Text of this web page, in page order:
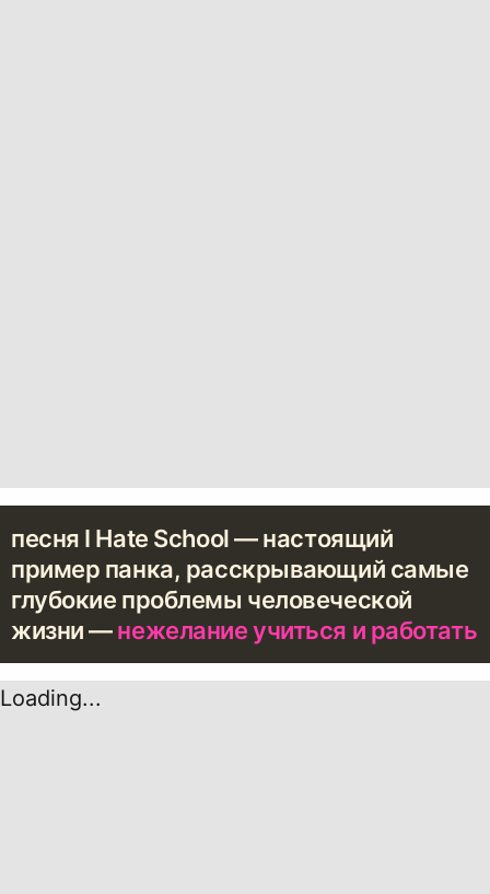
песня I Hate School — настоящий
пример панка, расскрывающий самые
глубокие проблемы человеческой
жизни —нежелание учиться и работать
Loading...